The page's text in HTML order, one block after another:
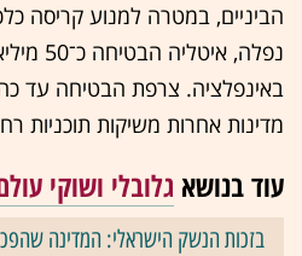
הביניים, במטרה למנוע קריסה
נפלה,
מדינות אחרות משיקות תוכניות
עוד בנושא גלובלי ושוקי
בזכות הנשק הישראלי: המדינה